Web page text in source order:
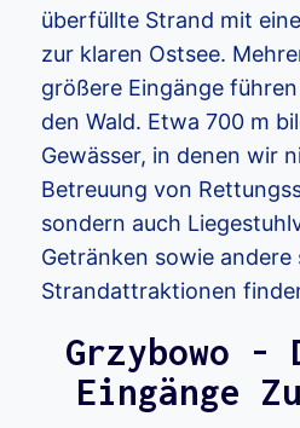
überfüllte Strand mit
zur klaren Ostsee.
größere Eingänge
den Wald. Etwa 700 m
Gewässer, in denen wir
Betreuung von
sondern auch
Getränken sowie andere
Strandattraktionen
Grzybowo -
Eingänge